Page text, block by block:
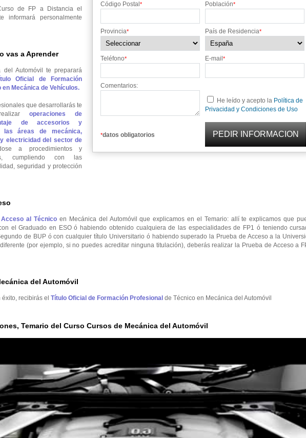
Código Postal * Población*
Provincia* País de Residencia*
Teléfono* E-mail *
Comentarios:
He leído y acepto la Política de
Privacidad y Condiciones de Uso
*datos obligatorios
de FP a Distancia el
informará personalmente
vas a Aprender
del Automóvil te preparará
Oficial de Formación
en Mecánica de Vehículos.
que desarrollarás te
operaciones de
de accesorios y
las áreas de mecánica,
electricidad del sector de
a procedimientos y
cumpliendo con las
seguridad y protección
Acceso al Técnico en Mecánica del Automóvil que explicamos en el Temario: allí te explicamos que
el Graduado en ESO ó habiendo obtenido cualquiera de las especialidades de FP1 ó teniendo
de BUP ó con cualquier título Universitario ó habiendo superado la Prueba de Acceso a la
(por ejemplo, si no puedes acreditar ninguna titulación), deberás realizar la Prueba de Acceso a
del Automóvil
recibirás el Título Oficial de Formación Profesional de Técnico en Mecánica del Automóvil
Temario del Curso Cursos de Mecánica del Automóvil